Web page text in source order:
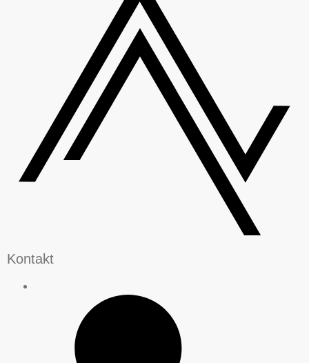
Kontakt